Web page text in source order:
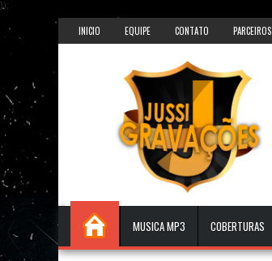
});
INICIO EQUIPE CONTATO PARCEIROS
MUSICA MP3 COBERTURAS